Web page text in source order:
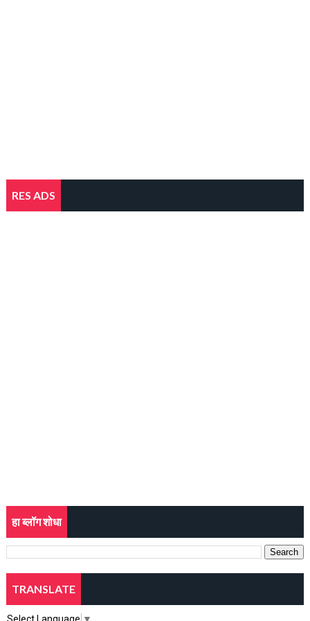
RES ADS
हा ब्लॉग शोधा
TRANSLATE
Select Language ▼